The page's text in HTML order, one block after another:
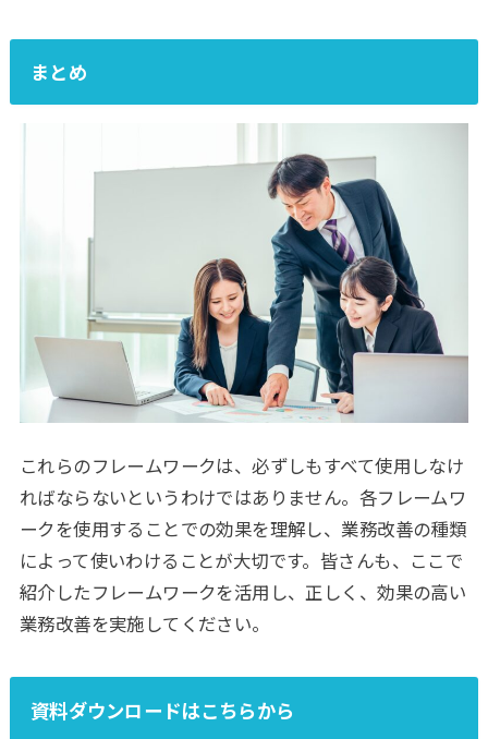
まとめ
これらのフレームワークは、必ずしもすべて使用しなけ
ればならないというわけではありません。各フレームワ
ークを使用することでの効果を理解し、業務改善の種類
によって使いわけることが大切です。皆さんも、ここで
紹介したフレームワークを活用し、正しく、効果の高い
業務改善を実施してください。
資料ダウンロードはこちらから